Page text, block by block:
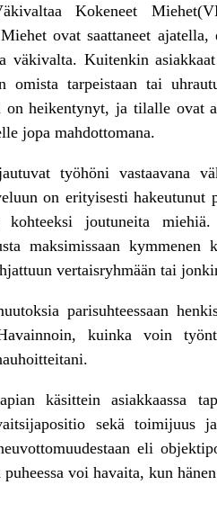
Kokeneet
ovat saattaneet
väkivalta. Kuitenkin
omista tarpeistaan tai
on heikentynyt, ja tilalle ovat
jopa mahdottomana.
työhöni vastaavana
on erityisesti hakeutunut
joutuneita
maksimissaan
vertaisryhmään tai
parisuhteessaan
kuinka voin
käsittein asiakkaassa
sekä toimijuus
eli
voi havaita, kun